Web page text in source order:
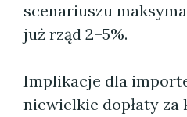
scenariuszu
już rząd 2–5%.
Implikacje dla
niewielkie dopłaty za